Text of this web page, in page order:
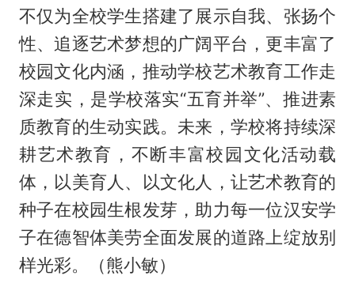
不仅为全校学生搭建了展示自我、张扬个
性、追逐艺术梦想的广阔平台，更丰富了
校园文化内涵，推动学校艺术教育工作走
深走实，是学校落实“五育并举”、推进素
质教育的生动实践。未来，学校将持续深
耕艺术教育，不断丰富校园文化活动载
体，以美育人、以文化人，让艺术教育的
种子在校园生根发芽，助力每一位汉安学
子在德智体美劳全面发展的道路上绽放别
样光彩。（熊小敏）